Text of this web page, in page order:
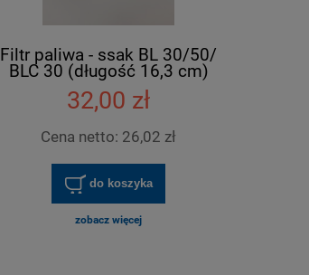
Filtr paliwa - ssak BL 30/50/
BLC 30 (długość 16,3 cm)
32,00 zł
Cena netto: 26,02 zł
do koszyka
zobacz więcej